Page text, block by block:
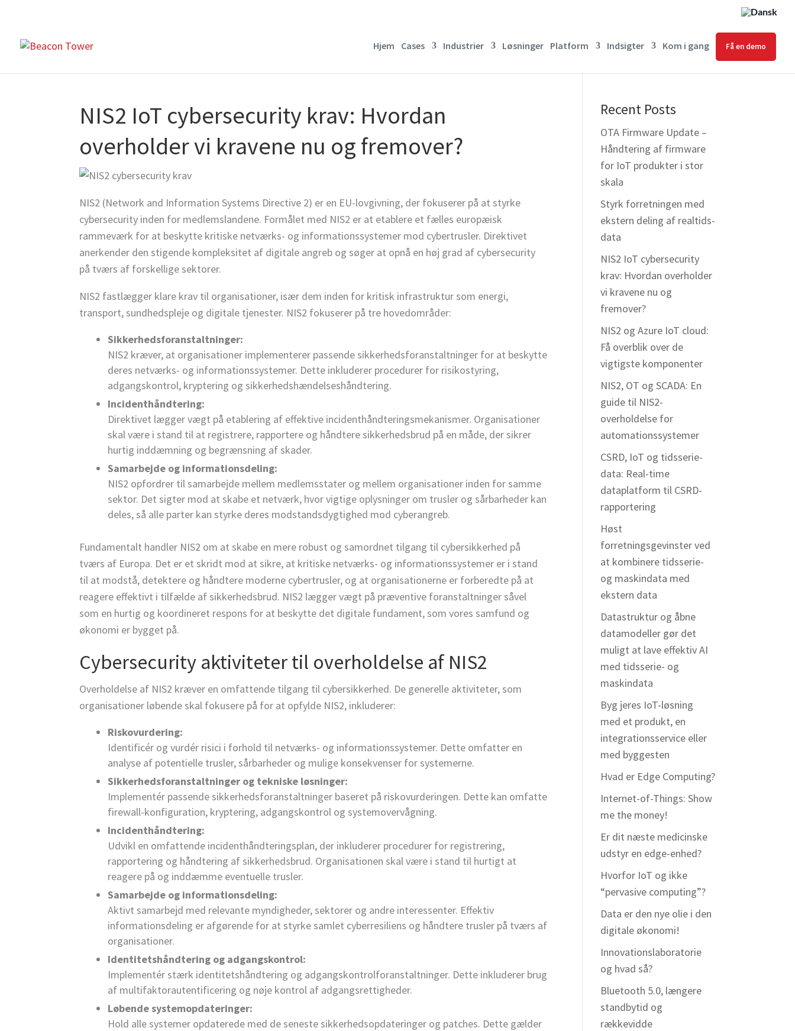
Hjem Cases Industrier Løsninger Platform Indsigter Kom i gang Få en demo
NIS2 IoT cybersecurity krav: Hvordan
overholder vi kravene nu og fremover?
NIS2 (Network and Information Systems Directive 2) er en EU-lovgivning, der fokuserer på at styrke
cybersecurity inden for medlemslandene. Formålet med NIS2 er at etablere et fælles europæisk
rammeværk for at beskytte kritiske netværks- og informationssystemer mod cybertrusler. Direktivet
anerkender den stigende kompleksitet af digitale angreb og søger at opnå en høj grad af cybersecurity
på tværs af forskellige sektorer.
NIS2 fastlægger klare krav til organisationer, især dem inden for kritisk infrastruktur som energi,
transport, sundhedspleje og digitale tjenester. NIS2 fokuserer på tre hovedområder:
Sikkerhedsforanstaltninger:
NIS2 kræver, at organisationer implementerer passende sikkerhedsforanstaltninger for at beskytte
deres netværks- og informationssystemer. Dette inkluderer procedurer for risikostyring,
adgangskontrol, kryptering og sikkerhedshændelseshåndtering.
Incidenthåndtering:
Direktivet lægger vægt på etablering af effektive incidenthåndteringsmekanismer. Organisationer
skal være i stand til at registrere, rapportere og håndtere sikkerhedsbrud på en måde, der sikrer
hurtig inddæmning og begrænsning af skader.
Samarbejde og informationsdeling:
NIS2 opfordrer til samarbejde mellem medlemsstater og mellem organisationer inden for samme
sektor. Det sigter mod at skabe et netværk, hvor vigtige oplysninger om trusler og sårbarheder kan
deles, så alle parter kan styrke deres modstandsdygtighed mod cyberangreb.
Fundamentalt handler NIS2 om at skabe en mere robust og samordnet tilgang til cybersikkerhed på
tværs af Europa. Det er et skridt mod at sikre, at kritiske netværks- og informationssystemer er i stand
til at modstå, detektere og håndtere moderne cybertrusler, og at organisationerne er forberedte på at
reagere effektivt i tilfælde af sikkerhedsbrud. NIS2 lægger vægt på præventive foranstaltninger såvel
som en hurtig og koordineret respons for at beskytte det digitale fundament, som vores samfund og
økonomi er bygget på.
Cybersecurity aktiviteter til overholdelse af NIS2
Overholdelse af NIS2 kræver en omfattende tilgang til cybersikkerhed. De generelle aktiviteter, som
organisationer løbende skal fokusere på for at opfylde NIS2, inkluderer:
Riskovurdering:
Identificér og vurdér risici i forhold til netværks- og informationssystemer. Dette omfatter en
analyse af potentielle trusler, sårbarheder og mulige konsekvenser for systemerne.
Sikkerhedsforanstaltninger og tekniske løsninger:
Implementér passende sikkerhedsforanstaltninger baseret på riskovurderingen. Dette kan omfatte
firewall-konfiguration, kryptering, adgangskontrol og systemovervågning.
Incidenthåndtering:
Udvikl en omfattende incidenthåndteringsplan, der inkluderer procedurer for registrering,
rapportering og håndtering af sikkerhedsbrud. Organisationen skal være i stand til hurtigt at
reagere på og inddæmme eventuelle trusler.
Samarbejde og informationsdeling:
Aktivt samarbejd med relevante myndigheder, sektorer og andre interessenter. Effektiv
informationsdeling er afgørende for at styrke samlet cyberresiliens og håndtere trusler på tværs af
organisationer.
Identitetshåndtering og adgangskontrol:
Implementér stærk identitetshåndtering og adgangskontrolforanstaltninger. Dette inkluderer brug
af multifaktorautentificering og nøje kontrol af adgangsrettigheder.
Løbende systemopdateringer:
Hold alle systemer opdaterede med de seneste sikkerhedsopdateringer og patches. Dette gælder
Recent Posts
OTA Firmware Update –
Håndtering af firmware
for IoT produkter i stor
skala
Styrk forretningen med
ekstern deling af realtids-
data
NIS2 IoT cybersecurity
krav: Hvordan overholder
vi kravene nu og
fremover?
NIS2 og Azure IoT cloud:
Få overblik over de
vigtigste komponenter
NIS2, OT og SCADA: En
guide til NIS2-
overholdelse for
automationssystemer
CSRD, IoT og tidsserie-
data: Real-time
dataplatform til CSRD-
rapportering
Høst
forretningsgevinster ved
at kombinere tidsserie-
og maskindata med
ekstern data
Datastruktur og åbne
datamodeller gør det
muligt at lave effektiv AI
med tidsserie- og
maskindata
Byg jeres IoT-løsning
med et produkt, en
integrationsservice eller
med byggesten
Hvad er Edge Computing?
Internet-of-Things: Show
me the money!
Er dit næste medicinske
udstyr en edge-enhed?
Hvorfor IoT og ikke
“pervasive computing”?
Data er den nye olie i den
digitale økonomi!
Innovationslaboratorie
og hvad så?
Bluetooth 5.0, længere
standbytid og
rækkevidde